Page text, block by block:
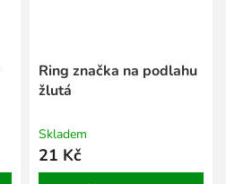
Ring značka na podlahu
žlutá
Skladem
21 Kč